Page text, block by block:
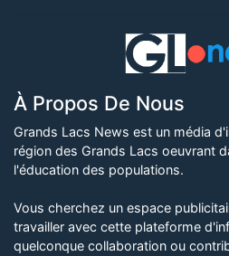
À Propos De Nous
Grands Lacs News est un média
région des Grands Lacs oeuvrant
l'éducation des populations.
Vous cherchez un espace
travailler avec cette plateforme
quelconque collaboration ou